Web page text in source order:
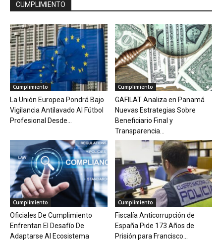
CUMPLIMIENTO
Cumplimiento
La Unión Europea Pondrá Bajo
Vigilancia Antilavado Al Fútbol
Profesional Desde...
Cumplimiento
GAFILAT Analiza en Panamá
Nuevas Estrategias Sobre
Beneficiario Final y
Transparencia...
Cumplimiento
Oficiales De Cumplimiento
Enfrentan El Desafío De
Adaptarse Al Ecosistema
Cumplimiento
Fiscalía Anticorrupción de
España Pide 173 Años de
Prisión para Francisco...